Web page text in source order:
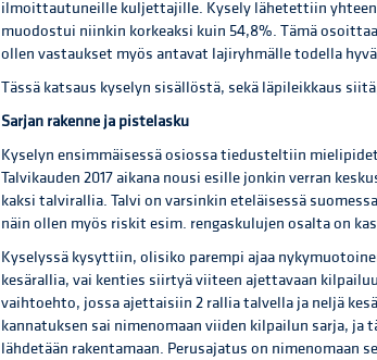
ilmoittautuneille kuljettajille. Kysely lähetettiin
muodostui niinkin korkeaksi kuin 54,8%. Tämä
ollen vastaukset myös antavat lajiryhmälle todella
Tässä katsaus kyselyn sisällöstä, sekä läpileikkaus
Sarjan rakenne ja pistelasku
Kyselyn ensimmäisessä osiossa tiedusteltiin
Talvikauden 2017 aikana nousi esille jonkin verran
kaksi talvirallia. Talvi on varsinkin eteläisessä
näin ollen myös riskit esim. rengaskulujen osalta on
Kyselyssä kysyttiin, olisiko parempi ajaa
kesärallia, vai kenties siirtyä viiteen ajettavaan
vaihtoehto, jossa ajettaisiin 2 rallia talvella ja neljä
kannatuksen sai nimenomaan viiden kilpailun sarja, ja
lähdetään rakentamaan. Perusajatus on nimenomaan